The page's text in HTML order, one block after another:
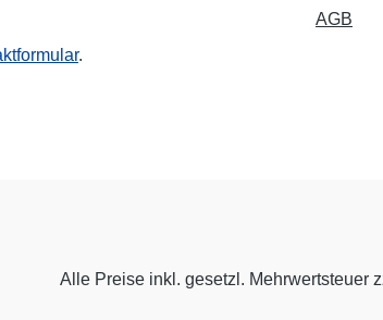
.
AGB
Alle Preise inkl. gesetzl. Mehrwertsteuer